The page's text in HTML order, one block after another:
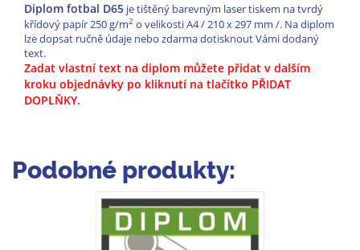
Diplom fotbal D65 je tištěný barevným laser tiskem na tvrdý
křídový papír 250 g/m2 o velikosti A4 / 210 x 297 mm /. Na diplom
lze dopsat ručně údaje nebo zdarma dotisknout Vámi dodaný
text.
Zadat vlastní text na diplom můžete přidat v dalším
kroku objednávky po kliknutí na tlačítko PŘIDAT
DOPLŇKY.
Podobné produkty: